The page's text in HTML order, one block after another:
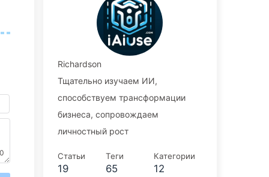
Richardson
Тщательно изучаем ИИ,
способствуем трансформации
бизнеса, сопровождаем
личностный рост
Статьи
19
Теги
65
Категории
12